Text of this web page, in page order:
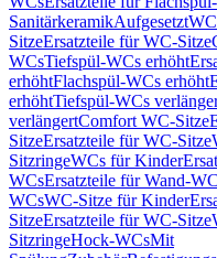
SanitärkeramikAufgesetzt
SitzeErsatzteile für WC-Sitze
WCsTiefspül-WCs erhöht
erhöhtFlachspül-WCs erhöht
erhöhtTiefspül-WCs
verlängertComfort WC-Sitze
SitzeErsatzteile für WC-Sitze
SitzringeWCs für Kinder
WCsErsatzteile für Wand-
WCsWC-Sitze für Kinder
SitzeErsatzteile für WC-Sitze
SitzringeHock-WCsMit